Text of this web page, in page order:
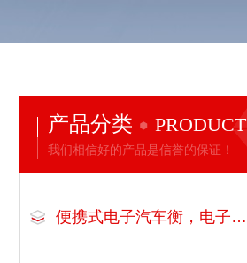
产品分类 PRODUCT
我们相信好的产品是信誉的保证！
便携式电子汽车衡，电子地磅